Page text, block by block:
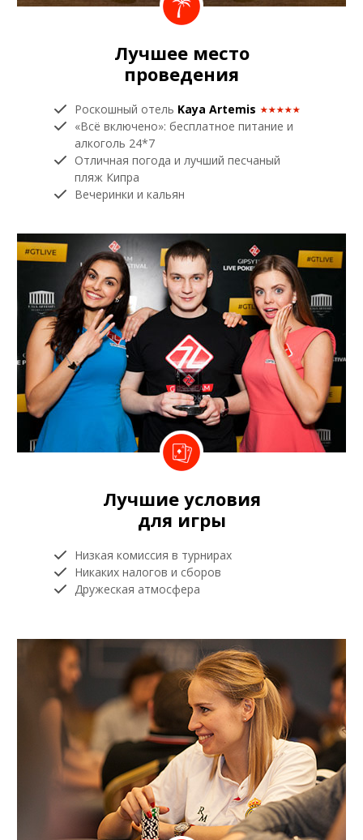
Лучшее место
проведения
Роскошный отель Kaya Artemis
«Всё включено»: бесплатное питание и
алкоголь 24*7
Отличная погода и лучший песчаный
пляж Кипра
Вечеринки и кальян
Лучшие условия
для игры
Низкая комиссия в турнирах
Никаких налогов и сборов
Дружеская атмосфера